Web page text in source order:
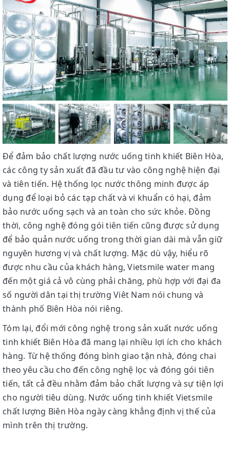
Để đảm bảo chất lượng nước uống tinh khiết Biên Hòa,
các công ty sản xuất đã đầu tư vào công nghệ hiện đại
và tiên tiến. Hệ thống lọc nước thông minh được áp
dụng để loại bỏ các tạp chất và vi khuẩn có hại, đảm
bảo nước uống sạch và an toàn cho sức khỏe. Đồng
thời, công nghệ đóng gói tiên tiến cũng được sử dụng
để bảo quản nước uống trong thời gian dài mà vẫn giữ
nguyên hương vị và chất lượng. Mặc dù vậy, hiểu rõ
được nhu cầu của khách hàng, Vietsmile water mang
đến một giá cả vô cùng phải chăng, phù hợp với đại đa
số người dân tại thị trường Viêt Nam nói chung và
thành phố Biên Hòa nói riêng.
Tóm lại, đổi mới công nghệ trong sản xuất nước uống
tinh khiết Biên Hòa đã mang lại nhiều lợi ích cho khách
hàng. Từ hệ thống đóng bình giao tận nhà, đóng chai
theo yêu cầu cho đến công nghệ lọc và đóng gói tiên
tiến, tất cả đều nhằm đảm bảo chất lượng và sự tiện lợi
cho người tiêu dùng. Nước uống tinh khiết Vietsmile
chất lượng Biên Hòa ngày càng khẳng định vị thế của
mình trên thị trường.